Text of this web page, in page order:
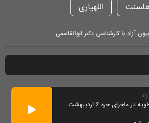
اللهیاری
آزاد با کارشناسی دکتر ابوالقاسمی
نقش معاویه در ماجرای حره 6 اردیبهشت